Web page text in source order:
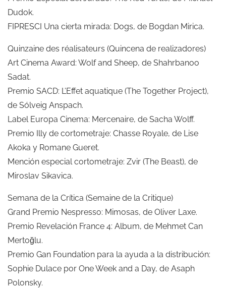
Dudok.
FIPRESCI Una cierta mirada: Dogs, de Bogdan Mirica.
Quinzaine des réalisateurs (Quincena de realizadores)
Art Cinema Award: Wolf and Sheep, de Shahrbanoo
Sadat.
Premio SACD: L’Effet aquatique (The Together Project),
de Sólveig Anspach.
Label Europa Cinema: Mercenaire, de Sacha Wolff.
Premio Illy de cortometraje: Chasse Royale, de Lise
Akoka y Romane Gueret.
Mención especial cortometraje: Zvir (The Beast), de
Miroslav Sikavica.
Semana de la Crítica (Semaine de la Critique)
Grand Premio Nespresso: Mimosas, de Oliver Laxe.
Premio Revelación France 4: Album, de Mehmet Can
Mertoğlu.
Premio Gan Foundation para la ayuda a la distribución:
Sophie Dulace por One Week and a Day, de Asaph
Polonsky.